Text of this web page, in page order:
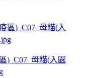
)_C07_母貓(入園